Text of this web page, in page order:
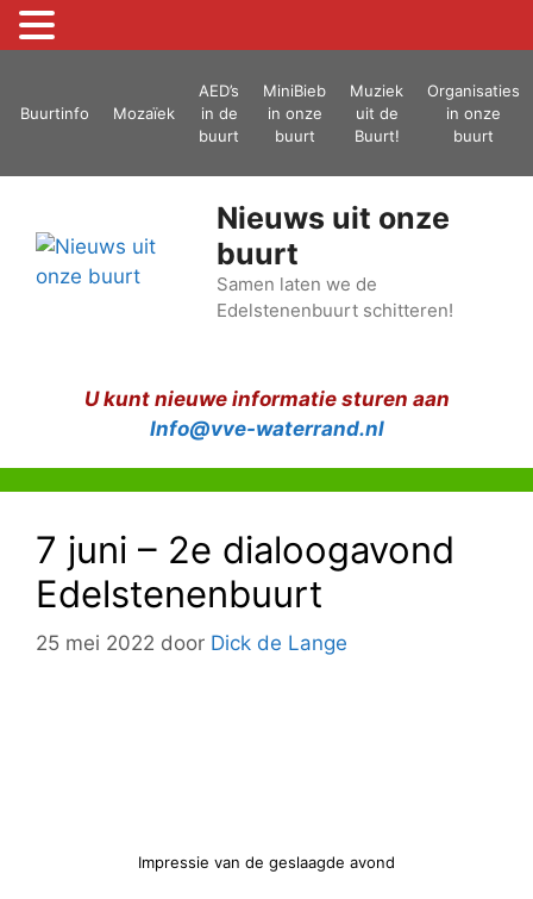
deBuurtinfo Mozaïek
AED’s
in de
buurt
MiniBieb
in onze
buurt
Muziek
uit de
Buurt!
Organisaties
in onze
buurt
Nieuws uit onze
buurt
Samen laten we de
Edelstenenbuurt schitteren!
U kunt nieuwe informatie sturen aan
Info@vve-waterrand.nl
7 juni – 2e dialoogavond
Edelstenenbuurt
25 mei 2022 door Dick de Lange
Impressie van de geslaagde avond